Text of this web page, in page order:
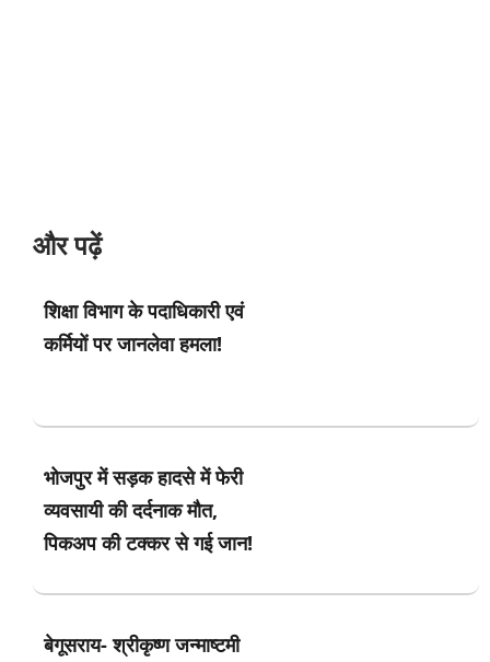
और पढ़ें
शिक्षा विभाग के पदाधिकारी एवं
कर्मियों पर जानलेवा हमला!
भोजपुर में सड़क हादसे में फेरी
व्यवसायी की दर्दनाक मौत,
पिकअप की टक्कर से गई जान!
बेगूसराय- श्रीकृष्ण जन्माष्टमी